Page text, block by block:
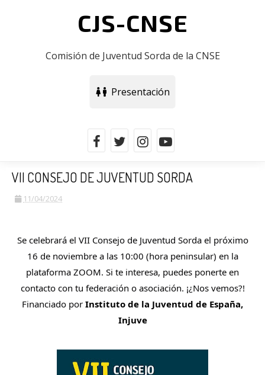
CJS-CNSE
Comisión de Juventud Sorda de la CNSE
Presentación
VII CONSEJO DE JUVENTUD SORDA
11/04/2024
Se celebrará el VII Consejo de Juventud Sorda el próximo
16 de noviembre a las 10:00 (hora peninsular) en la
plataforma ZOOM. Si te interesa, puedes ponerte en
contacto con tu federación o asociación. ¡¿Nos vemos?!
Financiado por Instituto de la Juventud de España,
Injuve